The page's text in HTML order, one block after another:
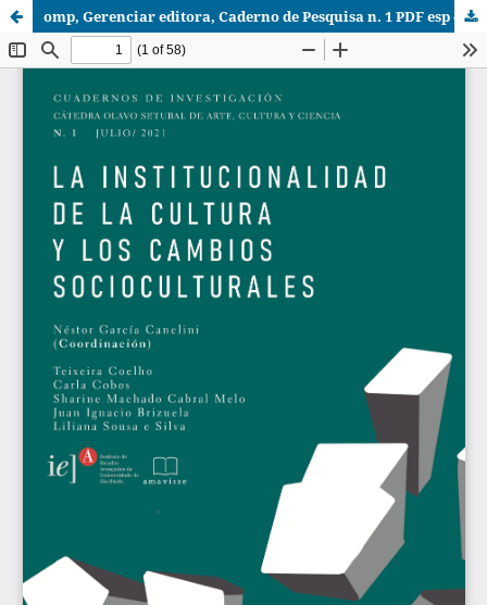
omp, Gerenciar editora, Caderno de Pesquisa n. 1 PDF esp - portal usp (1).pdf